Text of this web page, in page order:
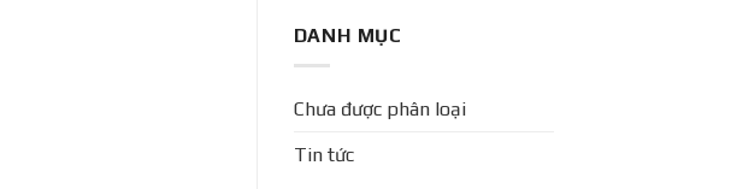
DANH MỤC
Chưa được phân loại
Tin tức